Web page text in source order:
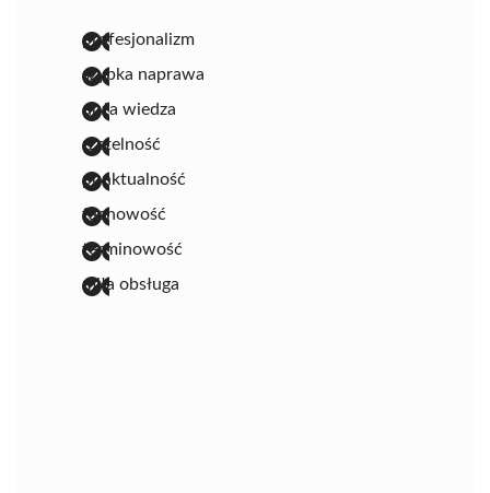
profesjonalizm
szybka naprawa
duża wiedza
rzetelność
punktualność
fachowość
terminowość
miła obsługa